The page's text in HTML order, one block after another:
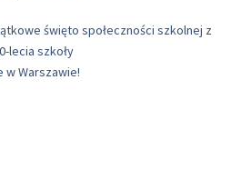
święto społeczności szkolnej z
lecia szkoły
w Warszawie!